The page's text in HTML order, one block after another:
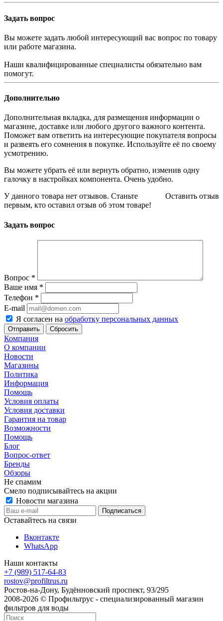
Задать вопрос
Вы можете задать любой интересующий вас вопрос по товару
или работе магазина.
Наши квалифицированные специалисты обязательно вам
помогут.
Дополнительно
Дополнительная вкладка, для размещения информации о
магазине, доставке или любого другого важного контента.
Поможет вам ответить на интересующие покупателя вопросы
и развеять его сомнения в покупке. Используйте её по своему
усмотрению.
Вы можете убрать её или вернуть обратно, изменив одну
галочку в настройках компонента. Очень удобно.
Оставить отзыв
У данного товара нет отзывов. Станьте
первым, кто оставил отзыв об этом товаре!
Задать вопрос
Вопрос *
Ваше имя *
Телефон *
E-mail
Я согласен на обработку персональных данных
Сбросить
Компания
О компании
Новости
Магазины
Политика
Информация
Помощь
Условия оплаты
Условия доставки
Гарантия на товар
Возможности
Помощь
Блог
Вопрос-ответ
Бренды
Обзоры
Не спамим
Смело подписывайтесь на акции
Новости магазина
Оставайтесь на связи
Вконтакте
WhatsApp
Наши контакты
+7 (989) 517-64-83
rostov@profiltrus.ru
Ростов-на-Дону, Будённовский проспект, 93/295
2008-2026 © Профильтрус - специализированный магазин
фильтров для воды